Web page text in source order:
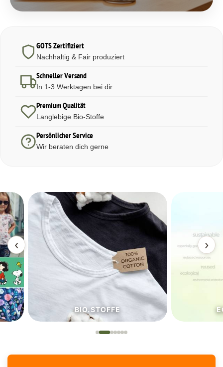
GOTS Zertifiziert
Nachhaltig & Fair produziert
Schneller Versand
In 1-3 Werktagen bei dir
Premium Qualität
Langlebige Bio-Stoffe
Persönlicher Service
Wir beraten dich gerne
‹
BIO.STOFFE
›